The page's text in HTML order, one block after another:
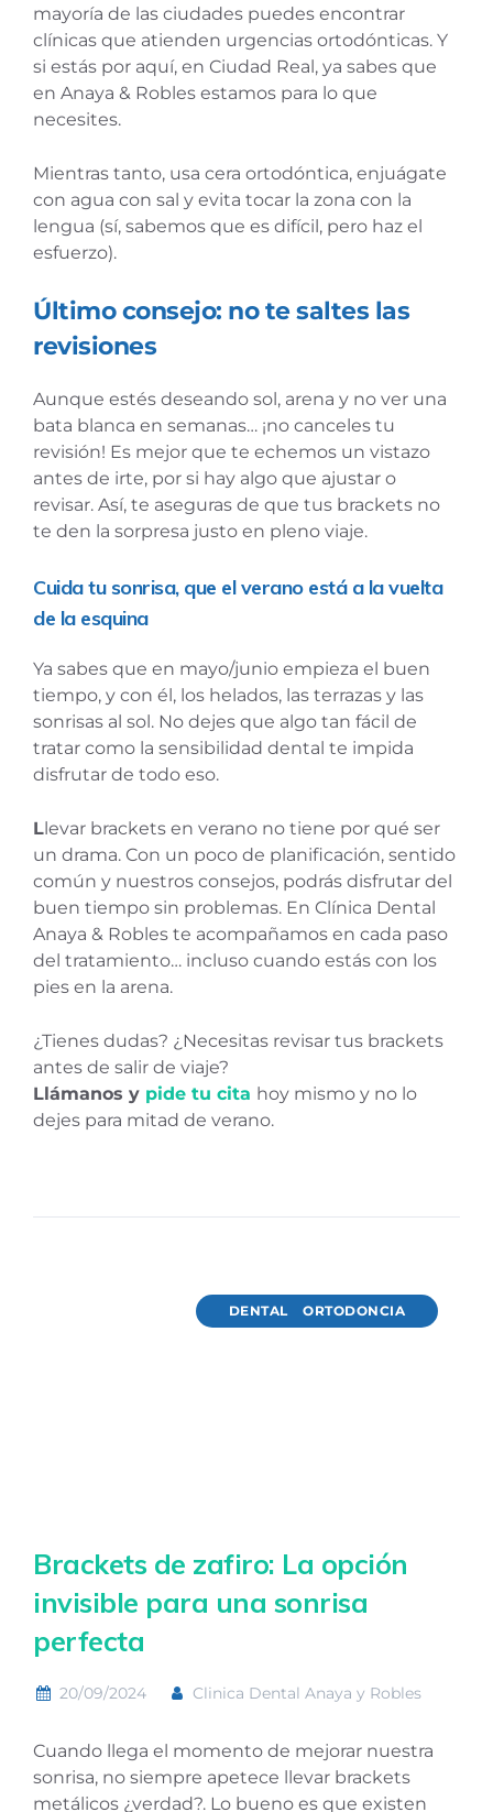
mayoría de las ciudades puedes encontrar
clínicas que atienden urgencias ortodónticas. Y
si estás por aquí, en Ciudad Real, ya sabes que
en Anaya & Robles estamos para lo que
necesites.
Mientras tanto, usa cera ortodóntica, enjuágate
con agua con sal y evita tocar la zona con la
lengua (sí, sabemos que es difícil, pero haz el
esfuerzo).
Último consejo: no te saltes las
revisiones
Aunque estés deseando sol, arena y no ver una
bata blanca en semanas… ¡no canceles tu
revisión! Es mejor que te echemos un vistazo
antes de irte, por si hay algo que ajustar o
revisar. Así, te aseguras de que tus brackets no
te den la sorpresa justo en pleno viaje.
Cuida tu sonrisa, que el verano está a la vuelta
de la esquina
Ya sabes que en mayo/junio empieza el buen
tiempo, y con él, los helados, las terrazas y las
sonrisas al sol. No dejes que algo tan fácil de
tratar como la sensibilidad dental te impida
disfrutar de todo eso.
Llevar brackets en verano no tiene por qué ser
un drama. Con un poco de planificación, sentido
común y nuestros consejos, podrás disfrutar del
buen tiempo sin problemas. En Clínica Dental
Anaya & Robles te acompañamos en cada paso
del tratamiento… incluso cuando estás con los
pies en la arena.
¿Tienes dudas? ¿Necesitas revisar tus brackets
antes de salir de viaje?
Llámanos y pide tu cita hoy mismo y no lo
dejes para mitad de verano.
DENTAL ORTODONCIA
Brackets de zafiro: La opción
invisible para una sonrisa
perfecta
20/09/2024 Clinica Dental Anaya y Robles
Cuando llega el momento de mejorar nuestra
sonrisa, no siempre apetece llevar brackets
metálicos ¿verdad?. Lo bueno es que existen